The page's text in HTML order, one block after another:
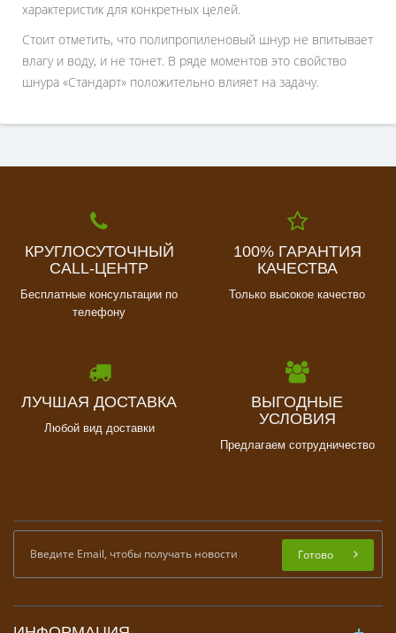
характеристик для конкретных целей.
Стоит отметить, что полипропиленовый шнур не впитывает
влагу и воду, и не тонет. В ряде моментов это свойство
шнура «Стандарт» положительно влияет на задачу.
КРУГЛОСУТОЧНЫЙ
CALL-ЦЕНТР
Бесплатные консультации по
телефону
100% ГАРАНТИЯ
КАЧЕСТВА
Только высокое качество
ЛУЧШАЯ ДОСТАВКА
Любой вид доставки
ВЫГОДНЫЕ
УСЛОВИЯ
Предлагаем сотрудничество
Готово